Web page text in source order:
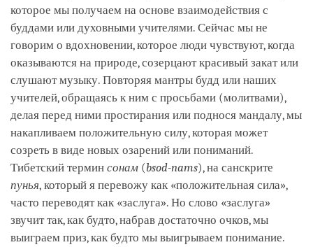
которое мы получаем на основе взаимодействия с
буддами или духовными учителями. Сейчас мы не
говорим о вдохновении, которое люди чувствуют, когда
оказываются на природе, созерцают красивый закат или
слушают музыку. Повторяя мантры будд или наших
учителей, обращаясь к ним с просьбами (молитвами),
делая перед ними простирания или поднося мандалу, мы
накапливаем положительную силу, которая может
созреть в виде новых озарений или пониманий.
Тибетский термин сонам (bsod-nams), на санскрите
пунья, который я перевожу как «положительная сила»,
часто переводят как «заслуга». Но слово «заслуга»
звучит так, как будто, набрав достаточно очков, мы
выиграем приз, как будто мы выигрываем понимание.